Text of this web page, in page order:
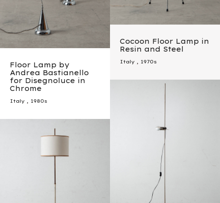
Cocoon Floor Lamp in
Resin and Steel
Italy , 1970s
Floor Lamp by
Andrea Bastianello
for Disegnoluce in
Chrome
Italy , 1980s